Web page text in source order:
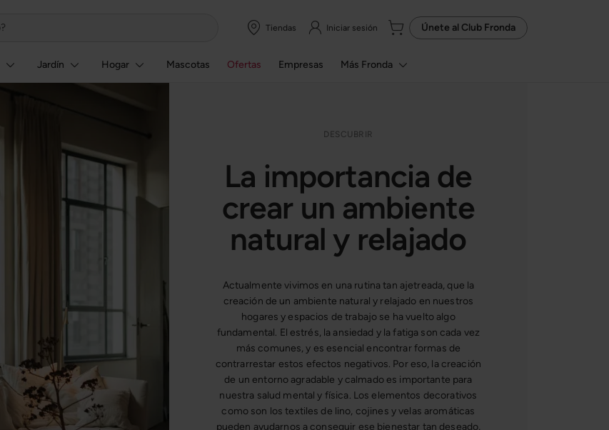
Tiendas Iniciar sesión Únete al Club Fronda
Jardín Hogar Mascotas Ofertas Empresas Más Fronda
DESCUBRIR
La importancia de
crear un ambiente
natural y relajado
Actualmente vivimos en una rutina tan ajetreada, que la
creación de un ambiente natural y relajado en nuestros
hogares y espacios de trabajo se ha vuelto algo
fundamental. El estrés, la ansiedad y la fatiga son cada vez
más comunes, y es esencial encontrar formas de
contrarrestar estos efectos negativos. Por eso, la creación
de un entorno agradable y calmado es importante para
nuestra salud mental y física. Los elementos decorativos
como son los textiles de lino, cojines y velas aromáticas
pueden ayudarnos a conseguir ese bienestar tan deseado,